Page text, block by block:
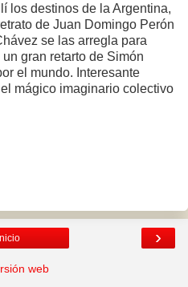
los destinos de la Argentina,
de Juan Domingo Perón
se las arregla para
gran retarto de Simón
el mundo. Interesante
mágico imaginario colectivo
›
Inicio
web